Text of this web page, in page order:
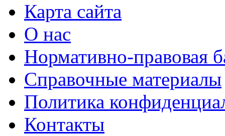
Карта сайта
О нас
Нормативно-правовая
Справочные материалы
Политика
Контакты